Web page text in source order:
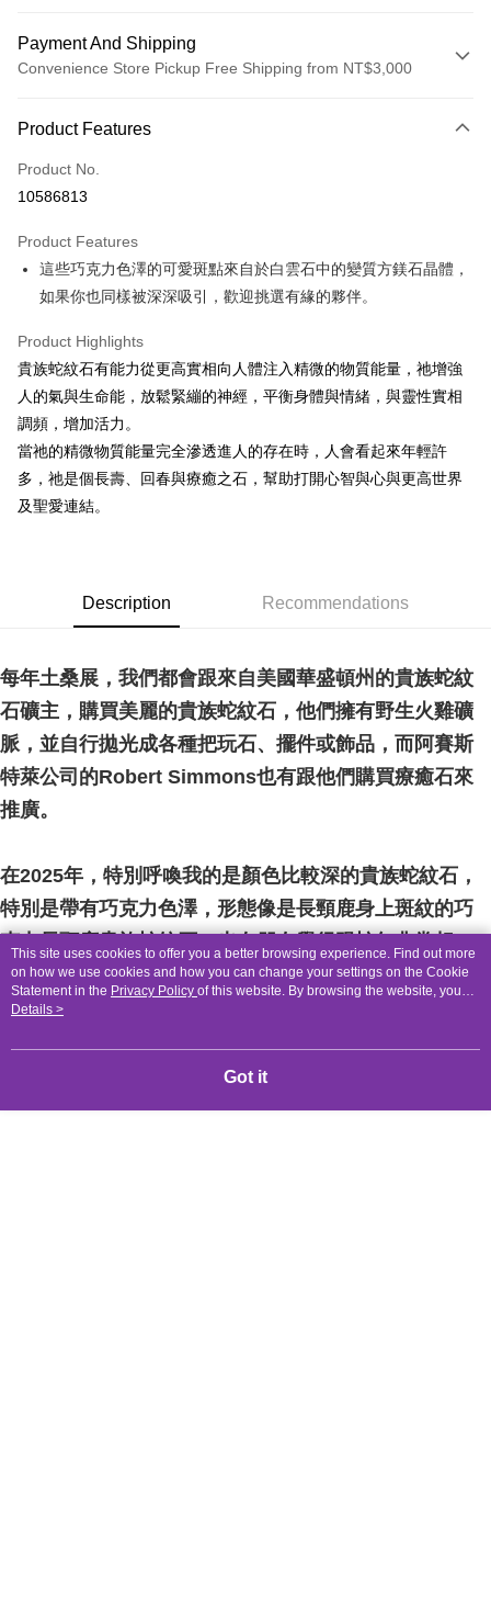
Payment And Shipping
Convenience Store Pickup Free Shipping from NT$3,000
Credit Card (Full Payment)
Convenience Store Pickup and Pay
Apple Pay
JKOPAY
Easy Wallet
ATM Transfer
Shipping Method
NT$80/order | Free shipping on orders of NT$3,000 or more
賣家宅配幫您送（台灣）
郵局幫你送（離島）
NT$80/order | Free shipping on orders of NT$3,000 or more
付款後門市自取
Free shipping
Product Features
Product No.
10586813
Product Features
這些巧克力色澤的可愛斑點來自於白雲石中的變質方鎂石晶體，
如果你也同樣被深深吸引，歡迎挑選有緣的夥伴。
Product Highlights
貴族蛇紋石有能力從更高實相向人體注入精微的物質能量，祂增強
人的氣與生命能，放鬆緊繃的神經，平衡身體與情緒，與靈性實相
調頻，增加活力。
當祂的精微物質能量完全滲透進人的存在時，人會看起來年輕許
多，祂是個長壽、回春與療癒之石，幫助打開心智與心與更高世界
及聖愛連結。
Description Recommendations
每年土桑展，我們都會跟來自美國華盛頓州的貴族蛇紋
石礦主，購買美麗的貴族蛇紋石，他們擁有野生火雞礦
脈，並自行拋光成各種把玩石、擺件或飾品，而阿賽斯
特萊公司的Robert Simmons也有跟他們購買療癒石來
推廣。
在2025年，特別呼喚我的是顏色比較深的貴族蛇紋石，
特別是帶有巧克力色澤，形態像是長頸鹿身上斑紋的巧
配。
這些巧克力色澤的可愛斑點來自於白雲石中的變質方鎂
讓我們看看這些貴族蛇紋石能怎樣幫助我們吧！
This site uses cookies to offer you a better browsing experience. Find out more
on how we use cookies and how you can change your settings on the Cookie
Statement in the Privacy Policy of this website. By browsing the website, you
agree to our use of cookies as described in our Cookie Statement.
Details >
Got it